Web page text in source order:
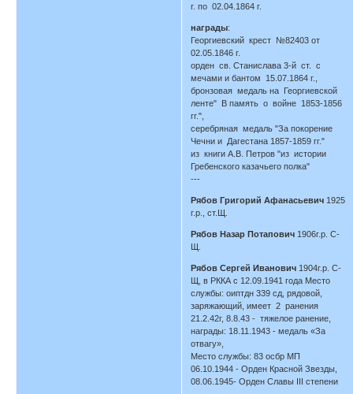
г. по 02.04.1864 г.
награды:
Георгиевский крест №82403 от
02.05.1846 г.
орден св. Станислава 3-й ст. с
мечами и бантом 15.07.1864 г.,
бронзовая медаль на Георгиевской
ленте" В память о войне 1853-1856
гг.",
серебряная медаль "За покорение
Чечни и Дагестана 1857-1859 гг."
из книги А.В. Петров "из истории
Гребенского казачьего полка"
---
Рябов Григорий Афанасьевич 1925
г.р., ст.Щ.
Рябов Назар Потапович 1906г.р. С-
Рябов Сергей Иванович 1904г.р. С-
Щ, в РККА с 12.09.1941 года Место
службы: оиптдн 339 сд, рядовой,
заряжающий, имеет 2 ранения
21.2.42г, 8.8.43 - тяжелое ранение,
награды: 18.11.1943 - медаль «За
отвагу»,
Место службы: 83 осбр МП
06.10.1944 - Орден Красной Звезды,
08.06.1945- Орден Славы III степени